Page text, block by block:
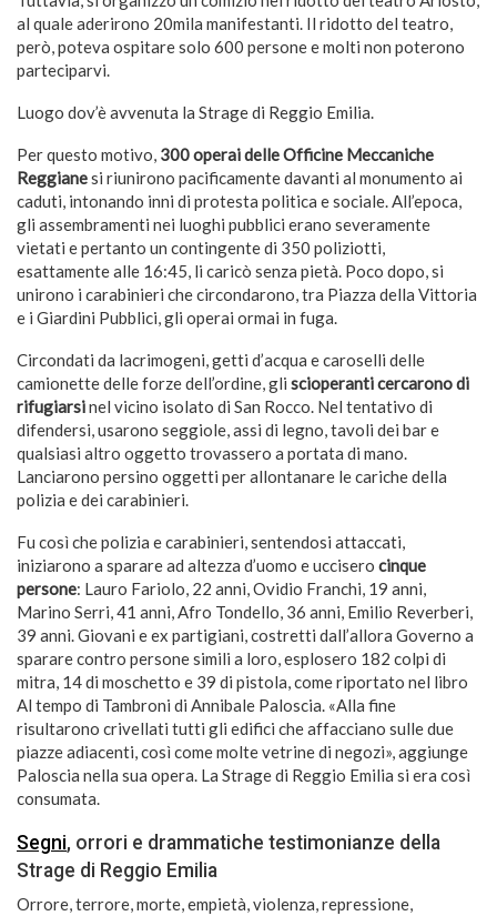
al quale aderirono 20mila manifestanti. Il ridotto del teatro,
però, poteva ospitare solo 600 persone e molti non poterono
parteciparvi.
Luogo dov’è avvenuta la Strage di Reggio Emilia.
Per questo motivo, 300 operai delle Officine Meccaniche
Reggianesi riunirono pacificamente davanti al monumento ai
caduti, intonando inni di protesta politica e sociale. All’epoca,
gli assembramenti nei luoghi pubblici erano severamente
vietati e pertanto un contingente di 350 poliziotti,
esattamente alle 16:45, li caricò senza pietà. Poco dopo, si
unirono i carabinieri che circondarono, tra Piazza della Vittoria
e i Giardini Pubblici, gli operai ormai in fuga.
Circondati da lacrimogeni, getti d’acqua e caroselli delle
camionette delle forze dell’ordine, gli scioperanti cercarono di
rifugiarsinel vicino isolato di San Rocco. Nel tentativo di
difendersi, usarono seggiole, assi di legno, tavoli dei bar e
qualsiasi altro oggetto trovassero a portata di mano.
Lanciarono persino oggetti per allontanare le cariche della
polizia e dei carabinieri.
Fu così che polizia e carabinieri, sentendosi attaccati,
iniziarono a sparare ad altezza d’uomo e uccisero cinque
persone: Lauro Fariolo, 22 anni, Ovidio Franchi, 19 anni,
Marino Serri, 41 anni, Afro Tondello, 36 anni, Emilio Reverberi,
39 anni. Giovani e ex partigiani, costretti dall’allora Governo a
sparare contro persone simili a loro, esplosero 182 colpi di
mitra, 14 di moschetto e 39 di pistola, come riportato nel libro
Al tempo di Tambroni di Annibale Paloscia. «Alla fine
risultarono crivellati tutti gli edifici che affacciano sulle due
piazze adiacenti, così come molte vetrine di negozi», aggiunge
Paloscia nella sua opera. La Strage di Reggio Emilia si era così
consumata.
Segni, orrori e drammatiche testimonianze della
Strage di Reggio Emilia
Orrore, terrore, morte, empietà, violenza, repressione,